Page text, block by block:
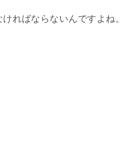
ればならないんですよね。